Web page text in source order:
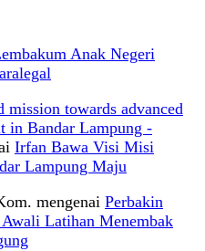
Anak Negeri
towards advanced
in Bandar Lampung -
Irfan Bawa Visi Misi
Lampung Maju
mengenai Perbakin
Latihan Menembak